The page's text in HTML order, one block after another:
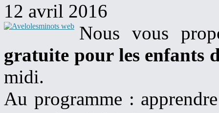
12 avril 2016
​Nous vous
gratuite pour les enfants
midi.
Au programme :